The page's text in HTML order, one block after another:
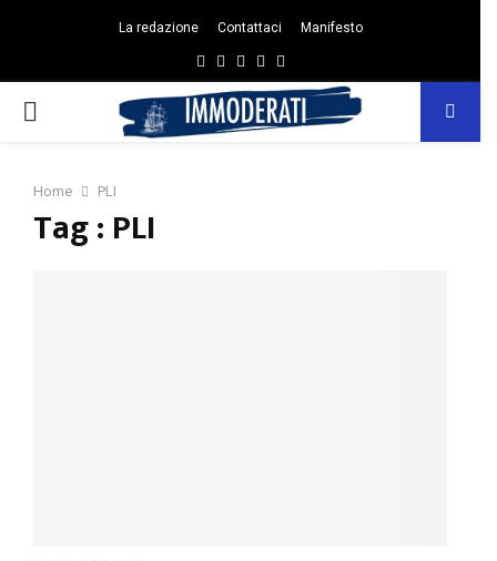
La redazione Contattaci Manifesto
Facebook
TwitterInstagram
Linkedin
Email
PRIMARY
Home PLI
Tag : PLI